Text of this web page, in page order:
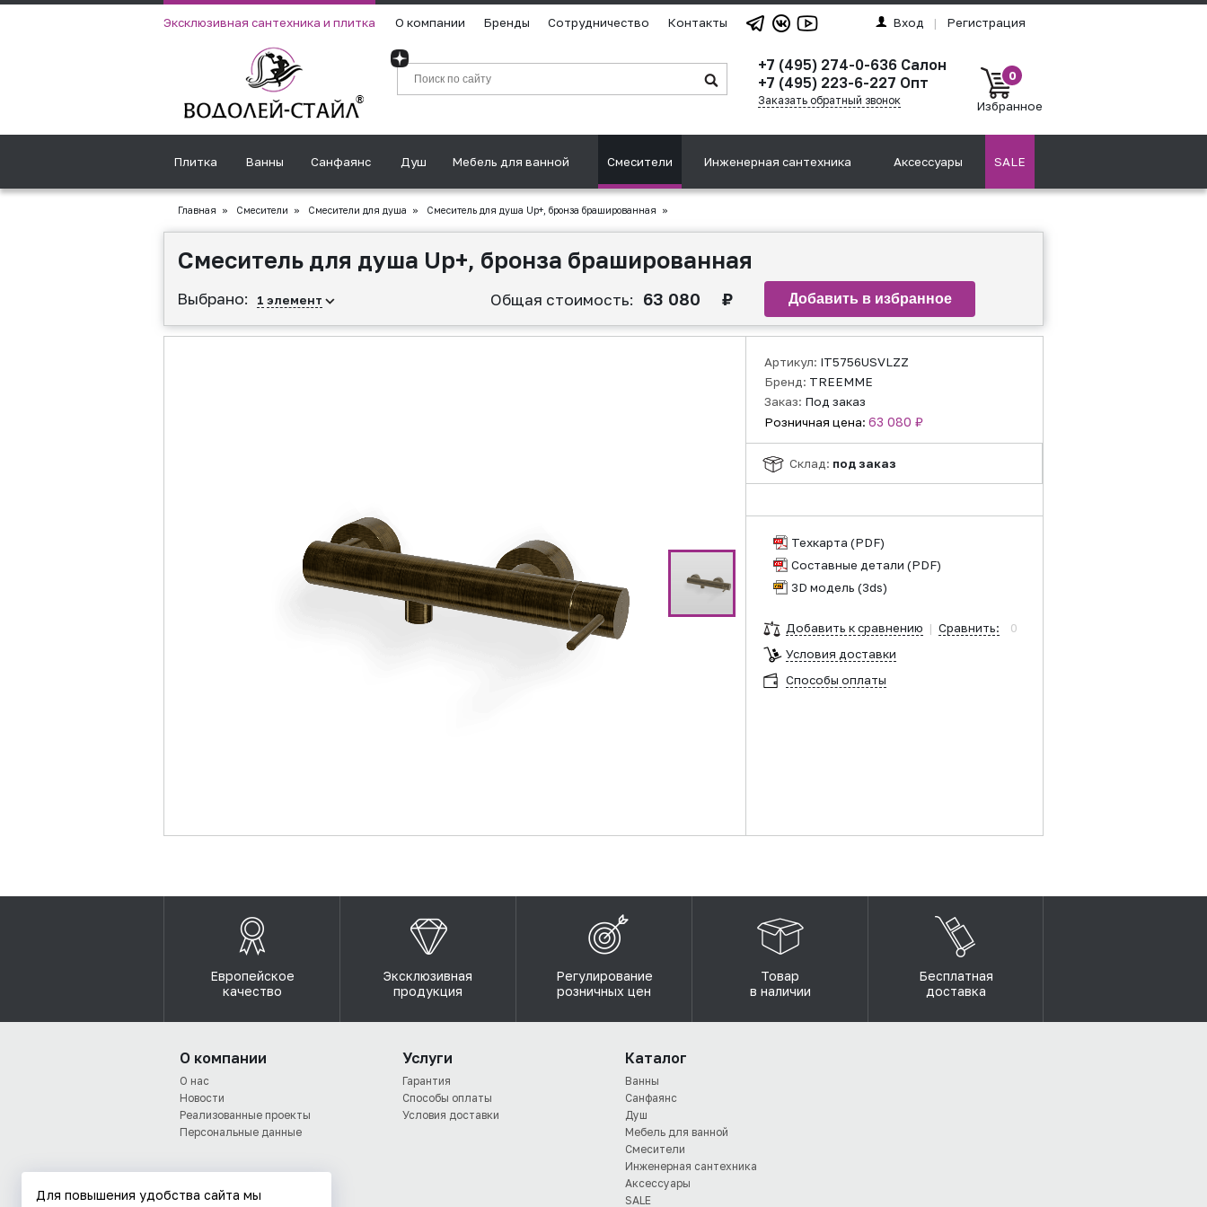
Эксклюзивная сантехника и плитка О компании Бренды Сотрудничество Контакты Вход | Регистрация
+7 (495) 274-0-636 Салон
+7 (495) 223-6-227 Опт
Заказать обратный звонок
0
Избранное
Плитка Ванны Санфаянс Душ Мебель для ванной Смесители Инженерная сантехника Аксессуары SALE
Главная » Смесители » Смесители для душа » Смеситель для душа Up+, бронза брашированная »
Смеситель для душа Up+, бронза брашированная
Выбрано: 1 элемент Общая стоимость: 63 080 ₽
Артикул: IT5756USVLZZ
Бренд: TREEMME
Заказ: Под заказ
Розничная цена: 63 080 ₽
Склад: под заказ
Техкарта (PDF)
Составные детали (PDF)
3D модель (3ds)
Добавить к сравнению | Сравнить:
0
Условия доставки
Способы оплаты
Европейское
качество
Эксклюзивная
продукция
Регулирование
розничных цен
Товар
в наличии
Бесплатная
доставка
О компании
О нас
Новости
Реализованные проекты
Персональные данные
Услуги
Гарантия
Способы оплаты
Условия доставки
Каталог
Ванны
Санфаянс
Душ
Мебель для ванной
Смесители
Инженерная сантехника
Аксессуары
SALE
Для повышения удобства сайта мы